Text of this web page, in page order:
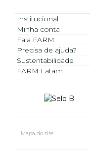
Institucional
Minha conta
Fala FARM
Precisa de ajuda?
Sustentabilidade
FARM Latam
Mapa do site